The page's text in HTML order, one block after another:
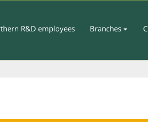
R&D employees Branches